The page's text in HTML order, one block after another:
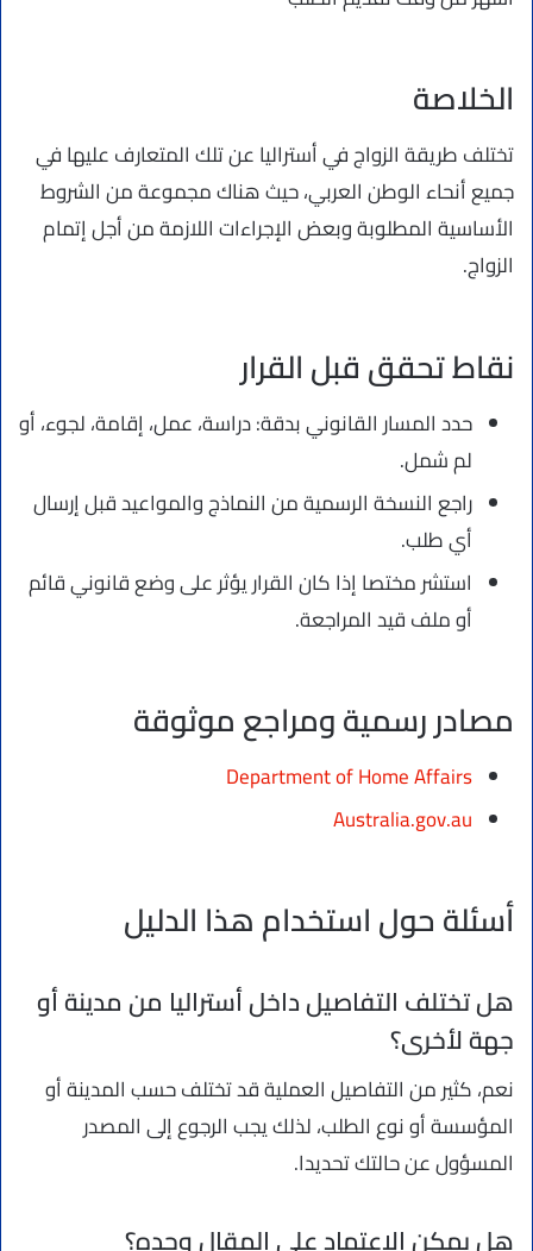
الخلاصة
تختلف طريقة الزواج في أستراليا عن تلك المتعارف عليها في
جميع أنحاء الوطن العربي، حيث هناك مجموعة من الشروط
الأساسية المطلوبة وبعض الإجراءات اللازمة من أجل إتمام
الزواج.
نقاط تحقق قبل القرار
حدد المسار القانوني بدقة: دراسة، عمل، إقامة، لجوء، أو
لم شمل.
راجع النسخة الرسمية من النماذج والمواعيد قبل إرسال
أي طلب.
استشر مختصا إذا كان القرار يؤثر على وضع قانوني قائم
أو ملف قيد المراجعة.
مصادر رسمية ومراجع موثوقة
Department of Home Affairs
Australia.gov.au
أسئلة حول استخدام هذا الدليل
هل تختلف التفاصيل داخل أستراليا من مدينة أو
جهة لأخرى؟
نعم، كثير من التفاصيل العملية قد تختلف حسب المدينة أو
المؤسسة أو نوع الطلب، لذلك يجب الرجوع إلى المصدر
المسؤول عن حالتك تحديدا.
هل يمكن الاعتماد على المقال وحده؟